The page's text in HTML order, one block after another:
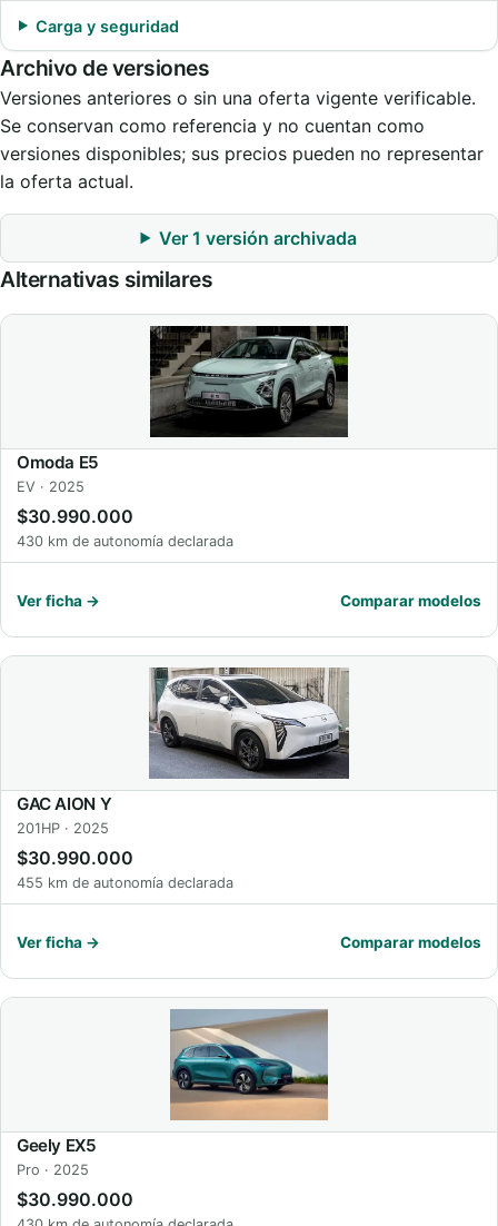
Carga y seguridad
Archivo de versiones
Versiones anteriores o sin una oferta vigente verificable.
Se conservan como referencia y no cuentan como
versiones disponibles; sus precios pueden no representar
la oferta actual.
Ver 1 versión archivada
Alternativas similares
Omoda E5
EV · 2025
$30.990.000
430 km de autonomía declarada
Ver ficha → Comparar modelos
GAC AION Y
201HP · 2025
$30.990.000
455 km de autonomía declarada
Ver ficha → Comparar modelos
Geely EX5
Pro · 2025
$30.990.000